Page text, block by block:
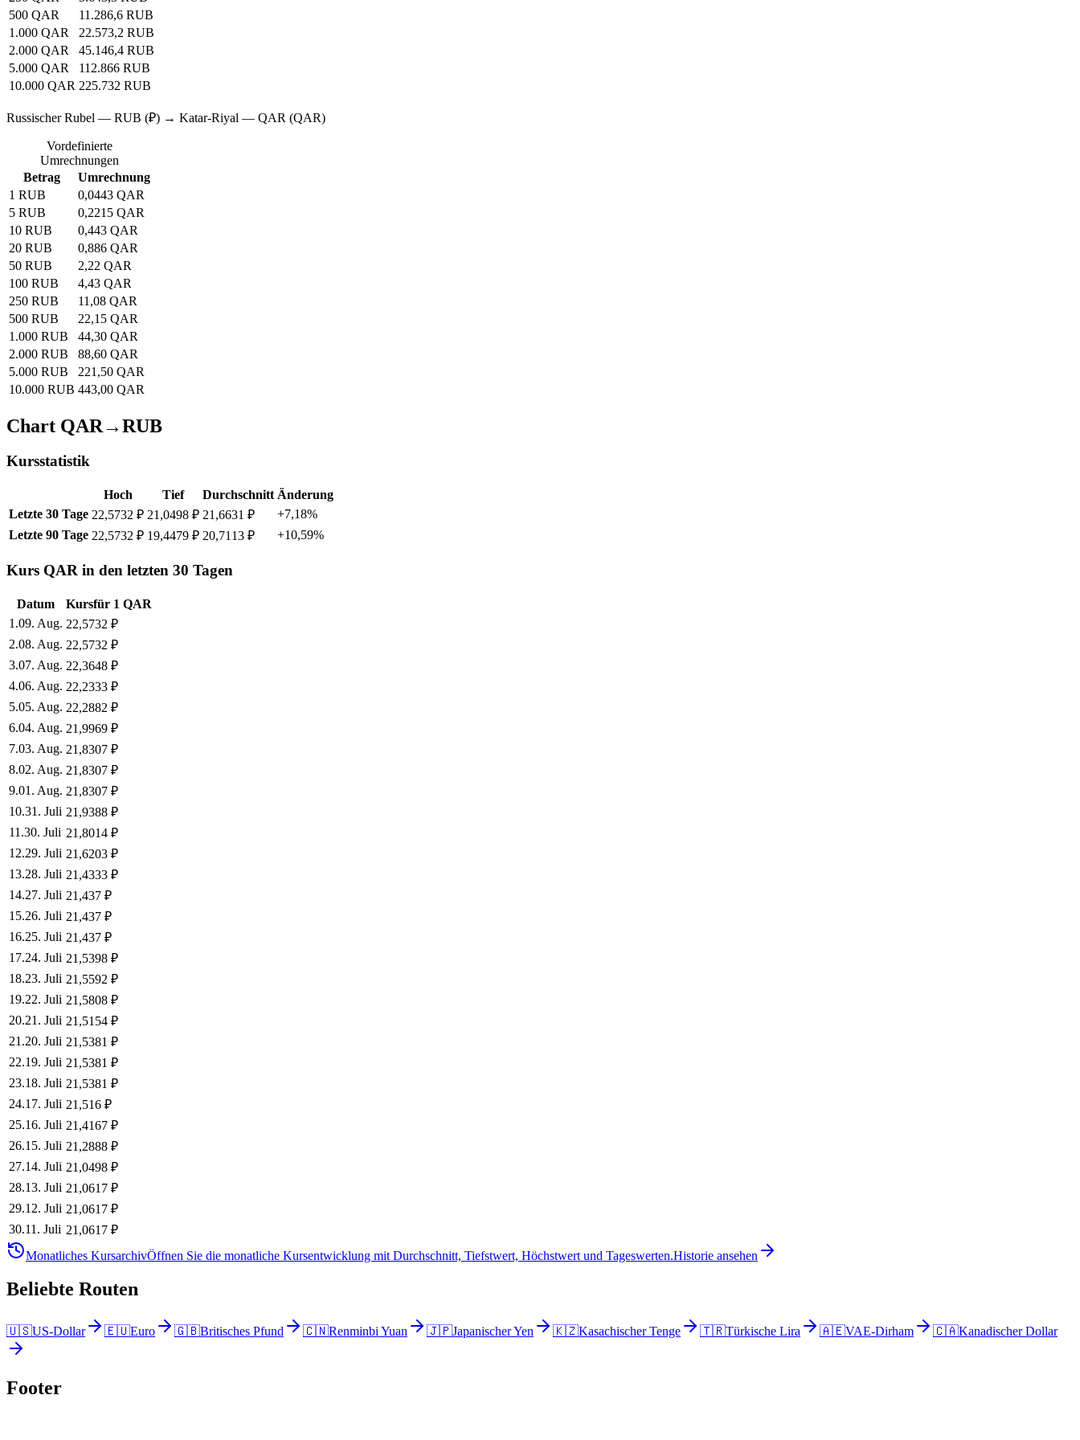
500 QAR
11.286,6 RUB
1.000 QAR
22.573,2 RUB
2.000 QAR
45.146,4 RUB
5.000 QAR
112.866 RUB
10.000 QAR 225.732 RUB
Russischer Rubel — RUB (₽) → Katar-Riyal — QAR (QAR)
Vordefinierte
Umrechnungen
Betrag
Umrechnung
1 RUB
0,0443 QAR
5 RUB
0,2215 QAR
10 RUB
0,443 QAR
20 RUB
0,886 QAR
50 RUB
2,22 QAR
100 RUB
4,43 QAR
250 RUB
11,08 QAR
500 RUB
22,15 QAR
1.000 RUB
44,30 QAR
2.000 RUB
88,60 QAR
5.000 RUB
221,50 QAR
10.000 RUB 443,00 QAR
Chart QAR→RUB
Kursstatistik
Hoch Tief Durchschnitt Änderung
Letzte 30 Tage 22,5732 ₽ 21,0498 ₽ 21,6631 ₽
+7,18%
Letzte 90 Tage 22,5732 ₽ 19,4479 ₽ 20,7113 ₽ +10,59%
Kurs QAR in den letzten 30 Tagen
Datum Kursfür 1 QAR
1 .09. Aug. 22,5732 ₽
2.08. Aug. 22,5732 ₽
3.07. Aug. 22,3648 ₽
4.06. Aug. 22,2333 ₽
5.05. Aug. 22,2882 ₽
6.04. Aug. 21,9969 ₽
7.03. Aug. 21,8307 ₽
8.02. Aug. 21,8307 ₽
9.01. Aug. 21,8307 ₽
10.31. Juli 21,9388 ₽
11 .30. Juli 21,8014 ₽
12.29. Juli 21,6203 ₽
13.28. Juli 21,4333 ₽
14.27. Juli 21,437 ₽
15.26. Juli 21,437 ₽
16.25. Juli 21,437 ₽
17.24. Juli 21,5398 ₽
18.23. Juli 21,5592 ₽
19.22. Juli 21,5808 ₽
20.21. Juli 21,5154 ₽
21 .20. Juli 21,5381 ₽
22.19. Juli 21,5381 ₽
23.18. Juli 21,5381 ₽
24.17. Juli 21,516 ₽
25.16. Juli 21,4167 ₽
26.15. Juli 21,2888 ₽
27.14. Juli 21,0498 ₽
28.13. Juli 21,0617 ₽
29.12. Juli 21,0617 ₽
30.11. Juli 21,0617 ₽
Monatliches KursarchivÖffnen Sie die monatliche Kursentwicklung mit Durchschnitt, Tiefstwert, Höchstwert und Tageswerten.Historie ansehen
Beliebte Routen
🇺🇸US-Dollar 🇪🇺Euro 🇬🇧Britisches Pfund 🇨🇳Renminbi Yuan 🇯🇵Japanischer Yen 🇰🇿Kasachischer Tenge 🇹🇷Türkische Lira 🇦🇪VAE-Dirham 🇨🇦Kanadischer Dollar
Footer